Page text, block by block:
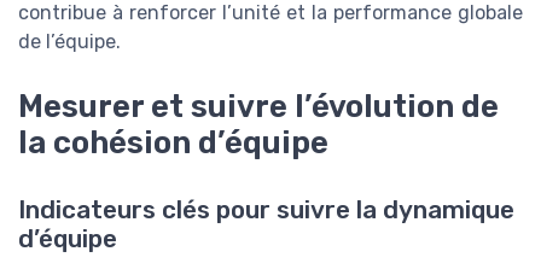
contribue à renforcer l’unité et la performance globale
de l’équipe.
Mesurer et suivre l’évolution de
la cohésion d’équipe
Indicateurs clés pour suivre la dynamique
d’équipe